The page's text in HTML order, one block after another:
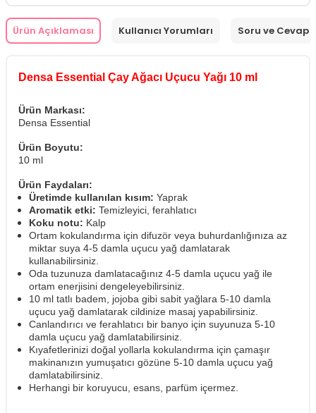
Ürün Açıklaması Kullanıcı Yorumları Soru ve Cevap
Densa Essential Çay Ağacı Uçucu Yağı 10 ml
Ürün Markası:
Densa Essential
Ürün Boyutu:
10 ml
Ürün Faydaları:
Üretimde kullanılan kısım: Yaprak
Aromatik etki: Temizleyici, ferahlatıcı
Koku notu: Kalp
Ortam kokulandırma için difuzör veya buhurdanlığınıza az
miktar suya 4-5 damla uçucu yağ damlatarak
kullanabilirsiniz.
Oda tuzunuza damlatacağınız 4-5 damla uçucu yağ ile
ortam enerjisini dengeleyebilirsiniz.
10 ml tatlı badem, jojoba gibi sabit yağlara 5-10 damla
uçucu yağ damlatarak cildinize masaj yapabilirsiniz.
Canlandırıcı ve ferahlatıcı bir banyo için suyunuza 5-10
damla uçucu yağ damlatabilirsiniz.
Kıyafetlerinizi doğal yollarla kokulandırma için çamaşır
makinanızın yumuşatıcı gözüne 5-10 damla uçucu yağ
damlatabilirsiniz.
Herhangi bir koruyucu, esans, parfüm içermez.